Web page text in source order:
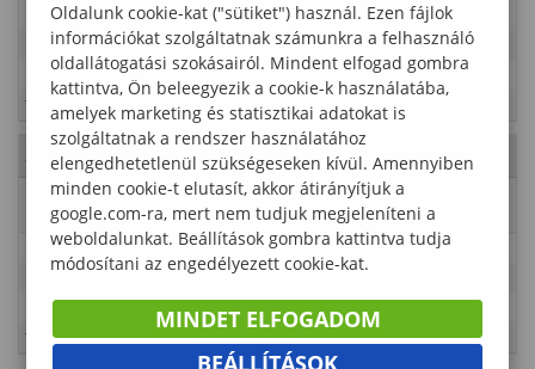
Leírás
Időpont
2023-12-11 00:00:00 - 2024-01-31 23:55:00
Kategória
Lámfalussy Sándor Közgazdaságtudományi Kar
Típus
Tanulmányi rend
2023. December 31., vasárnap - 52. hét
Esemény neve Vizsgaidőszak
Leírás
2023-12-11 00:00:00 - 2024-01-31 23:55:00
Kategória
Lámfalussy Sándor Közgazdaságtudományi Kar
Típus
Tanulmányi rend
Oldalunk cookie-kat ("sütiket") használ. Ezen fájlok
információkat szolgáltatnak számunkra a felhasználó
oldallátogatási szokásairól. Mindent elfogad gombra
kattintva, Ön beleegyezik a cookie-k használatába,
amelyek marketing és statisztikai adatokat is
szolgáltatnak a rendszer használatához
elengedhetetlenül szükségeseken kívül. Amennyiben
minden cookie-t elutasít, akkor átirányítjuk a
google.com-ra, mert nem tudjuk megjeleníteni a
weboldalunkat. Beállítások gombra kattintva tudja
módosítani az engedélyezett cookie-kat.
MINDET ELFOGADOM
BEÁLLÍTÁSOK